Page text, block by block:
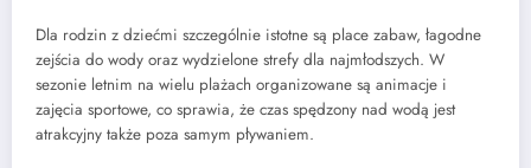
Dla rodzin z dziećmi szczególnie istotne są place zabaw, łagodne
zejścia do wody oraz wydzielone strefy dla najmłodszych. W
sezonie letnim na wielu plażach organizowane są animacje i
zajęcia sportowe, co sprawia, że czas spędzony nad wodą jest
atrakcyjny także poza samym pływaniem.